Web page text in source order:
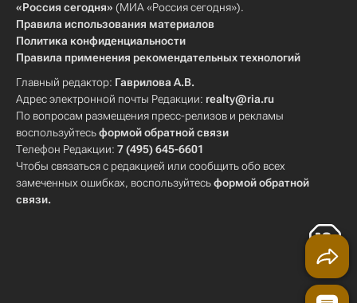
«Россия сегодня» (МИА «Россия сегодня»).
Правила использования материалов
Политика конфиденциальности
Правила применения рекомендательных технологий
Главный редактор: Гаврилова А.В.
Адрес электронной почты Редакции: realty@ria.ru
По вопросам размещения пресс-релизов и рекламы
воспользуйтесьформой обратной связи
Телефон Редакции: 7 (495) 645-6601
Чтобы связаться с редакцией или сообщить обо всех
замеченных ошибках, воспользуйтесьформой обратной
связи.